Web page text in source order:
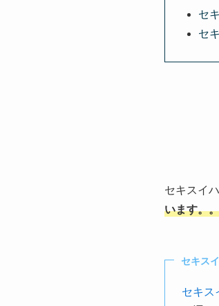
セ
セ
セキスイ
います。。
セキス
セキス